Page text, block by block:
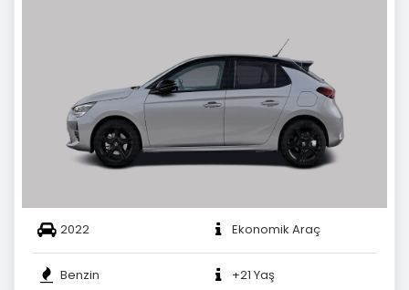
2022 Ekonomik Araç
Benzin +21 Yaş